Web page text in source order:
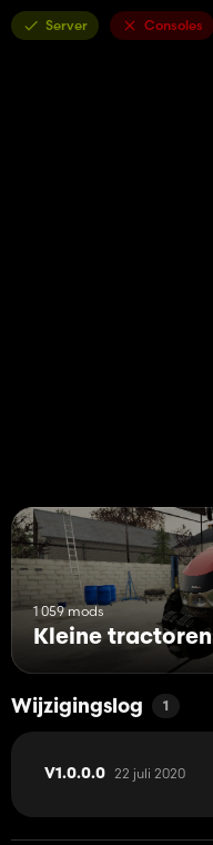
Server Consoles
1 059 mods
Kleine tractoren
Wijzigingslog 1
V1.0.0.0 22 juli 2020